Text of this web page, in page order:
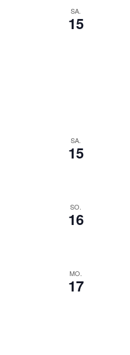
SA.
15
SA.
15
SO.
16
MO.
17